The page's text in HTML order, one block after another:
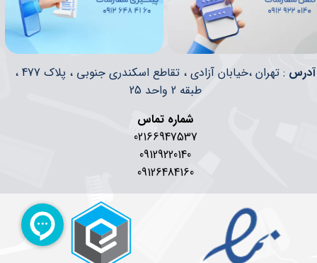
​​آدرس
: تهران ،خیابان آزادی ، تقاطع اسکندری جنوبی ، پلاک 477 ،
طبقه 2 واحد 25
شماره تماس
02166947537
09129220140
09126484160